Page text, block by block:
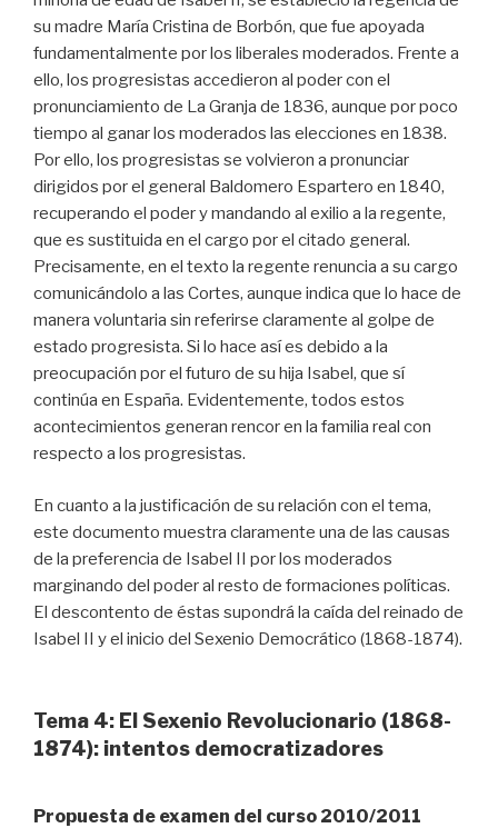
su madre María Cristina de Borbón, que fue apoyada
fundamentalmente por los liberales moderados. Frente a
ello, los progresistas accedieron al poder con el
pronunciamiento de La Granja de 1836, aunque por poco
tiempo al ganar los moderados las elecciones en 1838.
Por ello, los progresistas se volvieron a pronunciar
dirigidos por el general Baldomero Espartero en 1840,
recuperando el poder y mandando al exilio a la regente,
que es sustituida en el cargo por el citado general.
Precisamente, en el texto la regente renuncia a su cargo
comunicándolo a las Cortes, aunque indica que lo hace de
manera voluntaria sin referirse claramente al golpe de
estado progresista. Si lo hace así es debido a la
preocupación por el futuro de su hija Isabel, que sí
continúa en España. Evidentemente, todos estos
acontecimientos generan rencor en la familia real con
respecto a los progresistas.
En cuanto a la justificación de su relación con el tema,
este documento muestra claramente una de las causas
de la preferencia de Isabel II por los moderados
marginando del poder al resto de formaciones políticas.
El descontento de éstas supondrá la caída del reinado de
Isabel II y el inicio del Sexenio Democrático (1868-1874).
Tema 4: El Sexenio Revolucionario (1868-
1874): intentos democratizadores
Propuesta de examen del curso 2010/2011